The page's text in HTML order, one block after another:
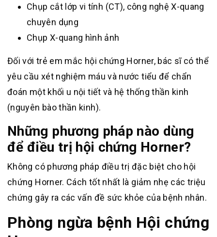
Chụp cắt lớp vi tính (CT), công nghệ X-quang
chuyên dụng
Chụp X-quang hình ảnh
Đối với trẻ em mắc hội chứng Horner, bác sĩ có thể
yêu cầu xét nghiệm máu và nước tiểu để chẩn
đoán một khối u nội tiết và hệ thống thần kinh
(nguyên bào thần kinh).
Những phương pháp nào dùng
để điều trị hội chứng Horner?
Không có phương pháp điều trị đặc biệt cho hội
chứng Horner. Cách tốt nhất là giảm nhẹ các triệu
chứng gây ra các vấn đề sức khỏe của bệnh nhân.
Phòng ngừa bệnh Hội chứng